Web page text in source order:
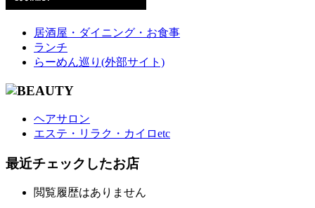
居酒屋・ダイニング・お食事
ランチ
らーめん巡り(外部サイト)
ヘアサロン
エステ・リラク・カイロetc
最近チェックしたお店
閲覧履歴はありません